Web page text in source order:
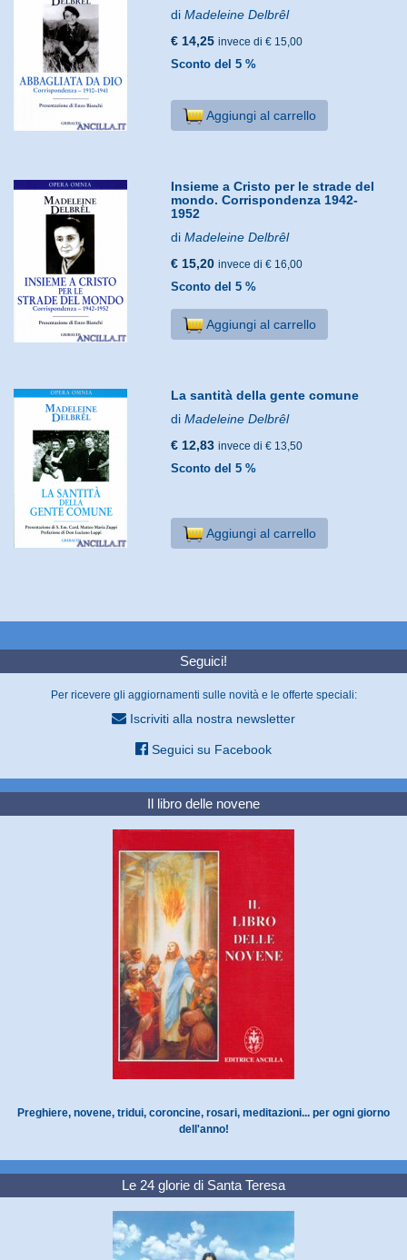
diMadeleine Delbrêl
€ 14,25 invece di € 15,00
Sconto del 5 %
Aggiungi al carrello
Insieme a Cristo per le strade del
mondo. Corrispondenza 1942-
1952
diMadeleine Delbrêl
€ 15,20 invece di € 16,00
Sconto del 5 %
Aggiungi al carrello
La santità della gente comune
diMadeleine Delbrêl
€ 12,83 invece di € 13,50
Sconto del 5 %
Aggiungi al carrello
Seguici!
Per ricevere gli aggiornamenti sulle novità e le offerte speciali:
Iscriviti alla nostra newsletter
Seguici su Facebook
Il libro delle novene
Preghiere, novene, tridui, coroncine, rosari, meditazioni... per ogni giorno
dell'anno!
Le 24 glorie di Santa Teresa